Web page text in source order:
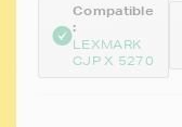
Compatible
:
LEXMARK
CJP X 5270